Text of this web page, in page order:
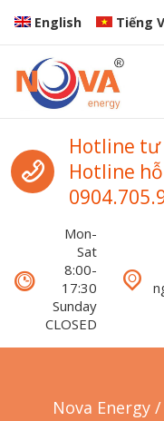
Skip to navigation
Skip to content
English Tiếng
Nova Energy
Nova Energy
Call us
Hotline tư
Hotline
Mon-
Sat
8:00-
17:30
Sunday
CLOSED
Nova Energy/